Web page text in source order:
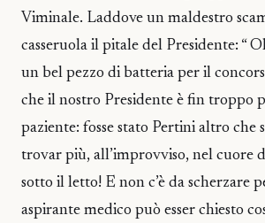
Viminale. Laddove un maldestro
casseruola il pitale del Presidente: “
un bel pezzo di batteria per il
che il nostro Presidente è fin troppo
paziente: fosse stato Pertini altro che
trovar più, all’improvviso, nel cuore
sotto il letto! E non c’è da scherzare
aspirante medico può esser chiesto